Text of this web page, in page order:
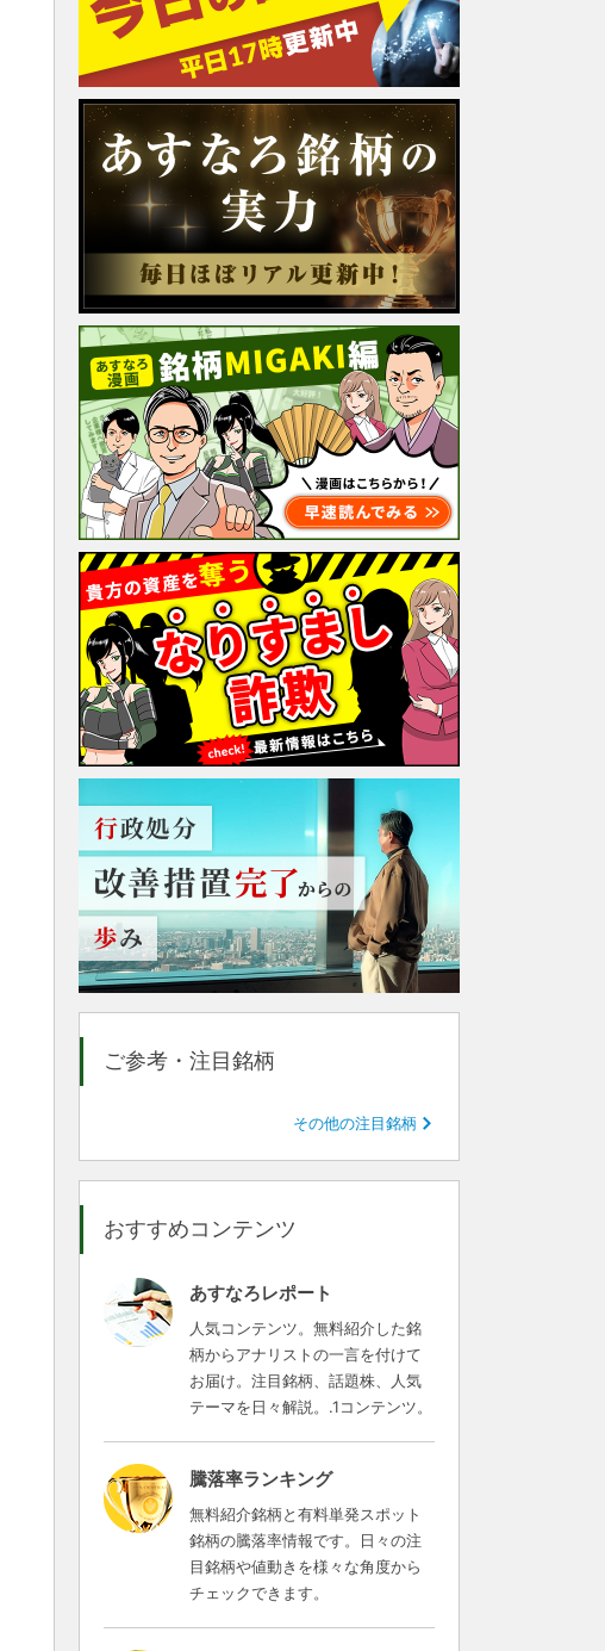
ご参考・注目銘柄
その他の注目銘柄
おすすめコンテンツ
あすなろレポート
人気コンテンツ。無料紹介した銘
柄からアナリストの一言を付けて
お届け。注目銘柄、話題株、人気
テーマを日々解説。.1コンテンツ。
騰落率ランキング
無料紹介銘柄と有料単発スポット
銘柄の騰落率情報です。日々の注
目銘柄や値動きを様々な角度から
チェックできます。